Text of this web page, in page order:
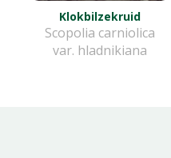
Klokbilzekruid
Scopolia carniolica
var. hladnikiana